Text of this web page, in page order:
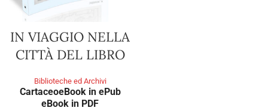
IN VIAGGIO NELLA
CITTÀ DEL LIBRO
Biblioteche ed Archivi
CartaceoeBook in ePub
eBook in PDF